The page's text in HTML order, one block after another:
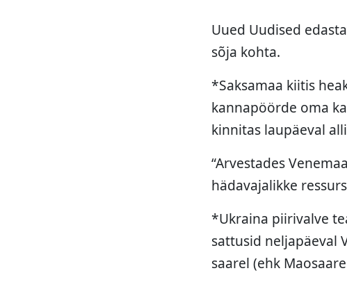
Uued Uudised
sõja kohta.
*Saksamaa kiitis
kannapöörde oma
kinnitas laupäeval
“Arvestades
hädavajalikke
*Ukraina piirivalve
sattusid neljapäeval
saarel (ehk